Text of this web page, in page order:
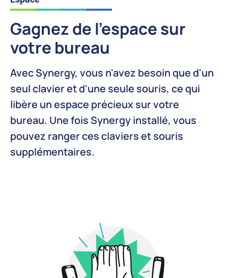
Gagnez de l'espace sur
votre bureau
Avec Synergy, vous n'avez besoin que d'un
seul clavier et d'une seule souris, ce qui
libère un espace précieux sur votre
bureau. Une fois Synergy installé, vous
pouvez ranger ces claviers et souris
supplémentaires.